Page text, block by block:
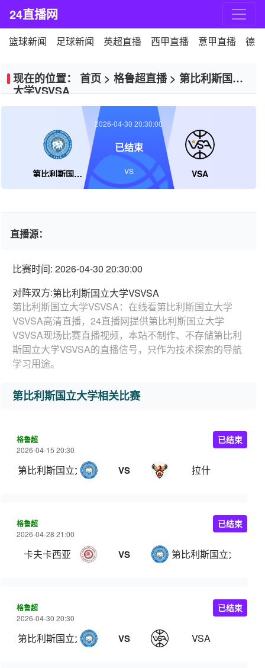
24直播网
篮球新闻 足球新闻 英超直播 西甲直播 意甲直播 德
现在的位置： 首页 > 格鲁超直播> 第比利斯国立
大学VSVSA
第比利斯国立大学 VSA
2026-04-30 20:30:00
已结束
VS
直播源：
比赛时间: 2026-04-30 20:30:00
对阵双方:第比利斯国立大学VSVSA
第比利斯国立大学VSVSA：在线看第比利斯国立大学
VSVSA高清直播，24直播网提供第比利斯国立大学
VSVSA现场比赛直播视频，本站不制作、不存储第比利
斯国立大学VSVSA的直播信号，只作为技术探索的导航
学习用途。
第比利斯国立大学相关比赛
格鲁超
2026-04-15 20:30
第比利斯国立大学 VS 拉什
已结束
格鲁超
2026-04-28 21:00
卡夫卡西亚 VS 第比利斯国立大学
已结束
格鲁超
2026-04-30 20:30
第比利斯国立大学 VS VSA
已结束